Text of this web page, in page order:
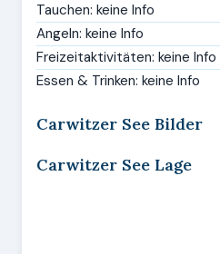
Tauchen: keine Info
Angeln: keine Info
Freizeitaktivitäten: keine Info
Essen & Trinken: keine Info
Carwitzer See Bilder
Carwitzer See Lage